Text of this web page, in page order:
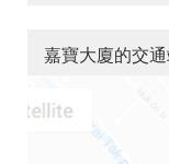
嘉寶大廈的交